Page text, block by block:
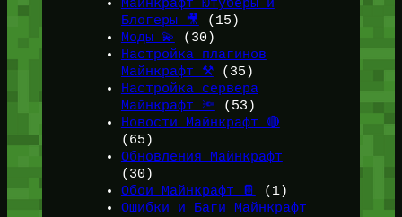
Майнкрафт Ютуберы и
Блогеры 🎥
(15)
Моды 💫
(30)
Настройка плагинов
Майнкрафт ⚒️(35)
Настройка сервера
Майнкрафт 🔦 (53)
Новости Майнкрафт 🔴
(65)
Обновления Майнкрафт
(30)
Обои Майнкрафт 📔
(1)
Ошибки и Баги Майнкрафт